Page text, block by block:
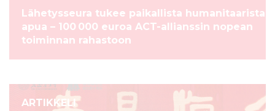
Lähetysseura tukee paikallista humanitaarista
apua – 100 000 euroa ACT-allianssin nopean
toiminnan rahastoon
ARTIKKELI